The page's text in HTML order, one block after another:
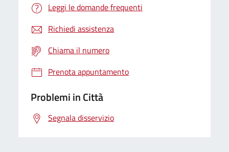
Leggi le domande frequenti
Richiedi assistenza
Chiama il numero
Prenota appuntamento
Problemi in Città
Segnala disservizio